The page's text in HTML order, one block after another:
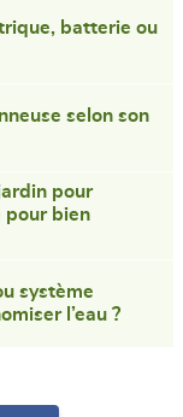
batterie ou
selon son
pour
pour bien
système
l’eau ?